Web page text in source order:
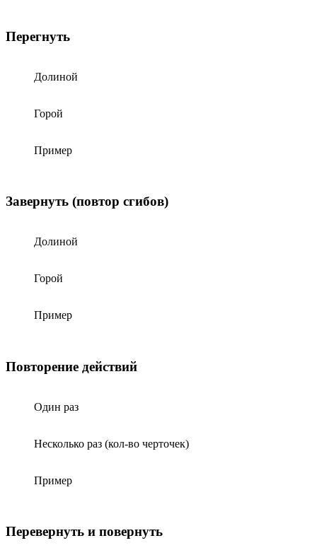
Перегнуть
Долиной
Горой
Пример
Завернуть (повтор сгибов)
Долиной
Горой
Пример
Повторение действий
Один раз
Несколько раз (кол-во черточек)
Пример
Перевернуть и повернуть